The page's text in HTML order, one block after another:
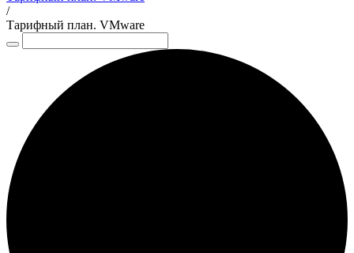
/
Тарифный план. VMware